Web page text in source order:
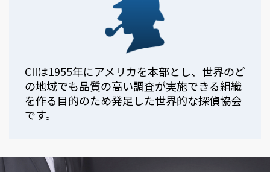
CIIは1955年にアメリカを本部とし、世界のど
の地域でも品質の高い調査が実施できる組織
を作る目的のため発足した世界的な探偵協会
です。